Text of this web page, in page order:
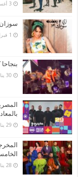
3 أغسطس، 2026
سوزان
1 فبراير، 2026
30 يناير، 2026
29 يناير، 2026
28 يناير، 2026